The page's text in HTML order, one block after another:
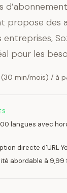
propose des
entreprises,
pour les
min/mois) / à
langues avec
directe d'URL
abordable à 9,99